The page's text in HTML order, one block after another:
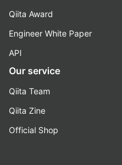
Qiita Award
Engineer White Paper
API
Our service
Qiita Team
Qiita Zine
Official Shop